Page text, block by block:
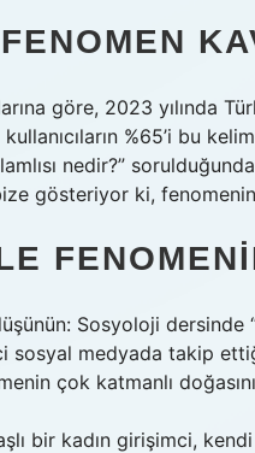
göre, 2023 yılında
%65’i bu
nedir?”
gösteriyor ki,
Sosyoloji
sosyal medyada takip
çok katmanlı
bir kadın girişimci,